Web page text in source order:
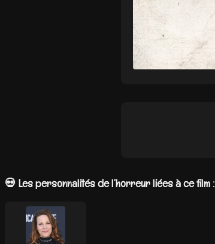
💀 Les personnalités de l’horreur liées à ce film :